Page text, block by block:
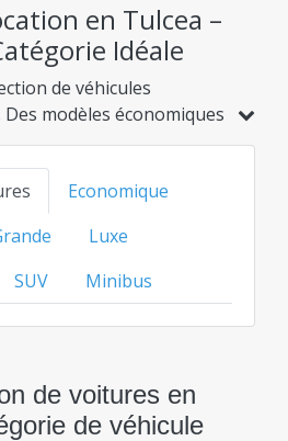
des véhicules avec de
que vous puissiez
tout en préservant
en Tulcea –
Idéale
de véhicules
modèles économiques
familiales, SUV ou de
au meilleur prix
catégorie.
Economique
Luxe
SUV Minibus
de voitures en
de véhicule